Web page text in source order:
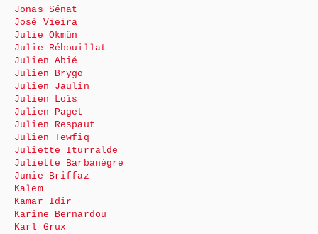
Jonas Sénat
José Vieira
Julie Okmûn
Julie Rébouillat
Julien Abié
Julien Brygo
Julien Jaulin
Julien Loïs
Julien Paget
Julien Respaut
Julien Tewfiq
Juliette Iturralde
Juliette Barbanègre
Junie Briffaz
Kalem
Kamar Idir
Karine Bernardou
Karl Grux